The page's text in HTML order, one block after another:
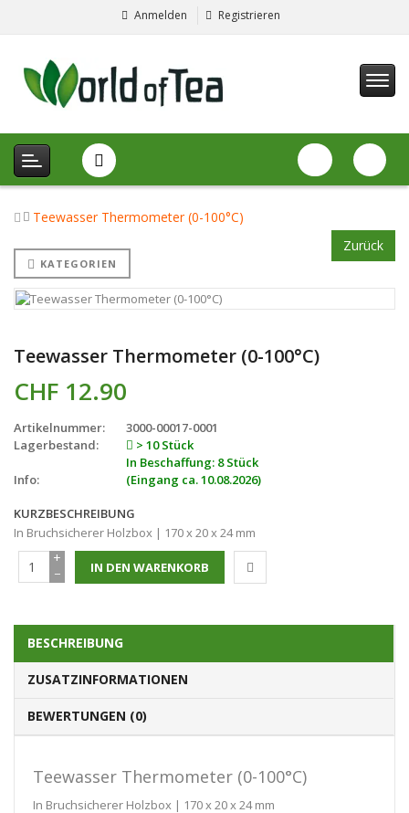
Anmelden Registrieren
Teewasser Thermometer (0-100°C)
Zurück
KATEGORIEN
Teewasser Thermometer (0-100°C)
CHF 12.90
Artikelnummer:
3000-00017-0001
Lagerbestand:
> 10 Stück
Info:
In Beschaffung: 8 Stück
(Eingang ca. 10.08.2026)
KURZBESCHREIBUNG
In Bruchsicherer Holzbox | 170 x 20 x 24 mm
−
+
BESCHREIBUNG
ZUSATZINFORMATIONEN
BEWERTUNGEN (0)
Teewasser Thermometer (0-100°C)
In Bruchsicherer Holzbox | 170 x 20 x 24 mm